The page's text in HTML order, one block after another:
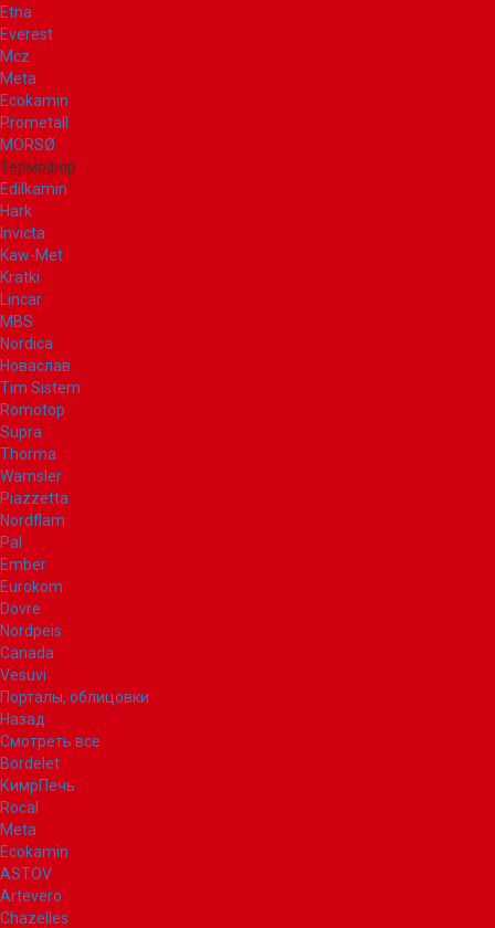
Etna
Everest
Mcz
Meta
Ecokamin
Prometall
MORSØ
Термофор
Edilkamin
Hark
Invicta
Kaw-Met
Kratki
Lincar
MBS
Nordica
Новаслав
Tim Sistem
Romotop
Supra
Thorma
Wamsler
Piazzetta
Nordflam
Pal
Ember
Eurokom
Dovre
Nordpeis
Canada
Vesuvi
Порталы, облицовки
Назад
Смотреть все
Bordelet
КимрПечь
Rocal
Meta
Ecokamin
ASTOV
Artevero
Chazelles